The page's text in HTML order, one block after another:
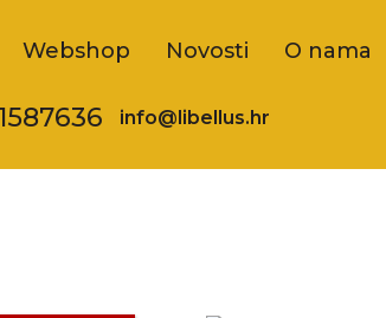
Webshop Novosti O nama
info@libellus.hr